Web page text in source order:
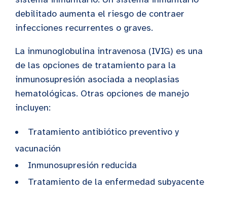
debilitado aumenta el riesgo de contraer
infecciones recurrentes o graves.
La inmunoglobulina intravenosa (IVIG) es una
de las opciones de tratamiento para la
inmunosupresión asociada a neoplasias
hematológicas. Otras opciones de manejo
incluyen:
Tratamiento antibiótico preventivo y
vacunación
Inmunosupresión reducida
Tratamiento de la enfermedad subyacente